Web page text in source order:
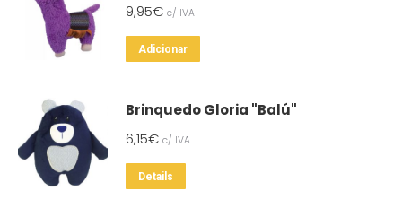
9,95€ c/ IVA
Adicionar
Brinquedo Gloria "Balú"
6,15€ c/ IVA
Details